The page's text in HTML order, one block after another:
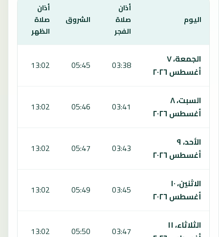
اليوم
أذان
صلاة
الفجر
الشروق
أذان
صلاة
الظهر
الجمعة، ٧
أغسطس ٢٠٢٦
03:38
05:45
13:02
السبت، ٨
أغسطس ٢٠٢٦
03:41
05:46
13:02
الأحد، ٩
أغسطس ٢٠٢٦
03:43
05:47
13:02
الاثنين، ١٠
أغسطس ٢٠٢٦
03:45
05:49
13:02
الثلاثاء، ١١
03:47
05:50
13:02